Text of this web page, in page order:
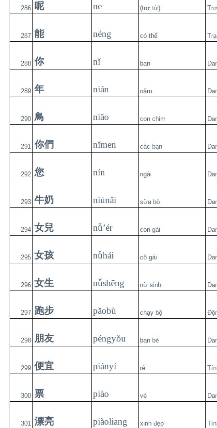
286 呢 ne (trợ từ)
287 能 néng có thể
288 你 nǐ bạn
289 年 nián năm
290 鳥 niǎo con chim
291 你們 nǐmen các bạn
292 您 nín ngài
293 牛奶 niúnǎi sữa bò
294 女兒 nǚ’ér con gái
295 女孩 nǚhái cô gái
296 女生 nǚshēng nữ sinh
297 跑步 pǎobù chạy bộ
298 朋友 péngyǒu bạn bè
299 便宜 piányí rẻ
300 票 piào vé
301 漂亮 piàoliang xinh đẹp